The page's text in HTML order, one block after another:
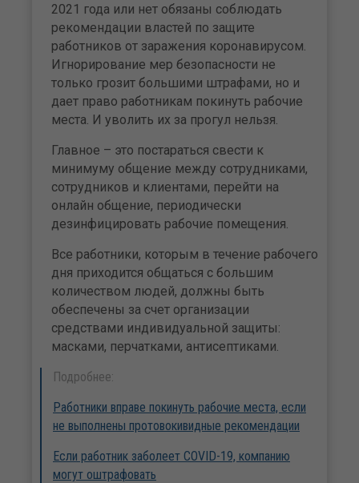
2021 года или нет обязаны соблюдать
рекомендации властей по защите
работников от заражения коронавирусом.
Игнорирование мер безопасности не
только грозит большими штрафами, но и
дает право работникам покинуть рабочие
места. И уволить их за прогул нельзя.
Главное – это постараться свести к
минимуму общение между сотрудниками,
сотрудников и клиентами, перейти на
онлайн общение, периодически
дезинфицировать рабочие помещения.
Все работники, которым в течение рабочего
дня приходится общаться с большим
количеством людей, должны быть
обеспечены за счет организации
средствами индивидуальной защиты:
масками, перчатками, антисептиками.
Подробнее:
Работники вправе покинуть рабочие места, если
не выполнены протовокивидные рекомендации
Если работник заболеет COVID-19, компанию
могут оштрафовать